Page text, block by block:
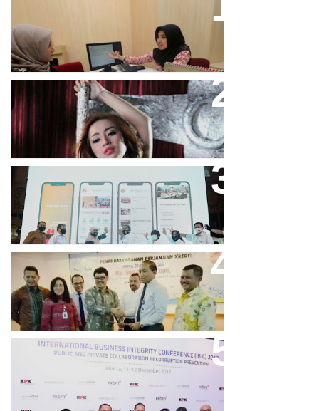
Keuangan Syariah Di Indonesia
Meningkat
Cupi Cupita Luncurkan Single
“Yo Uwis”
Bandung Great Sale 2020 Go
Online Resmi Dimulai
Bank Bjb Fasilitasi Kredit Modal
Kerja Konstruksi PT Adhi Karya
Keren, Bank BJB Kantongi
Puluhan Penghargaan Sepanjang
2017